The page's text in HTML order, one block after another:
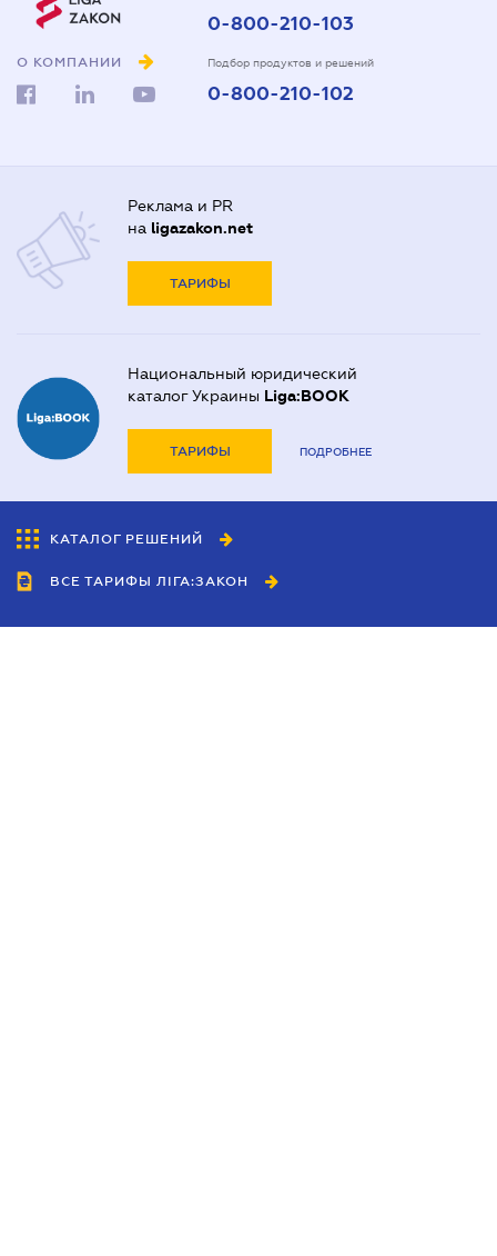
О КОМПАНИИ
0-800-210-103
Подбор продуктов и решений
0-800-210-102
Реклама и PR
на ligazakon.net
ТАРИФЫ
Национальный юридический
каталог Украины Liga:BOOK
ТАРИФЫ ПОДРОБНЕЕ
КАТАЛОГ РЕШЕНИЙ
ВСЕ ТАРИФЫ ЛІГА:ЗАКОН